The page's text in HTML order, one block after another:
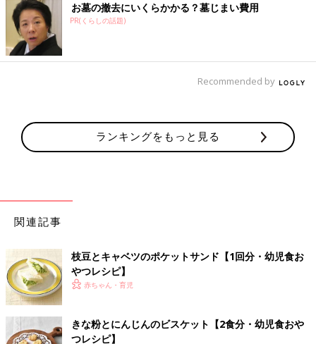
同じものを食べられるように作っています。離乳食が終わりごろ
の子やレシピの内容では食べにくい子の場合は、子どもの様子を
見ながら食材のやわらかさや大きさをアレンジしてください。
◆材料は、大人2人分+子ども1人分（大人の1/2量・出来上がり
は個人差がありますから、その子に合ったペースで進めましょ
基本です。
◆だし汁は、手作りか1才代はベビーフード、2才代は薄めに溶い
た・すじを取り除く、種やわた・芯・骨を取り除くなどの下ごし
◆1回の食事で食べさせる初めての食材は1種類とし、食物アレル
ギーに注意をして少量ずつ食べさせるのが基本です。食べ慣れた
食材となら混ぜてもいいでしょう。
幼児食 おすすめレシピ
お墓の撤去にいくらかかる？墓じまい費用
PR(くらしの話題)
Recommended by
ランキングをもっと見る
関連記事
枝豆とキャベツのポケットサンド【1回分・幼児食お
やつレシピ】
赤ちゃん・育児
きな粉とにんじんのビスケット【2食分・幼児食おや
つレシピ】